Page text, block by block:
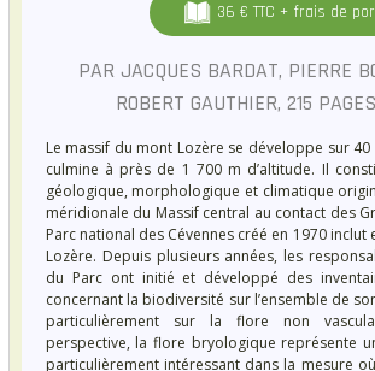
36 € TTC + frais de
PAR JACQUES BARDAT, PIERRE
ROBERT GAUTHIER, 215
Le massif du mont Lozère se développe sur
culmine à près de 1 700 m d’altitude. Il
géologique, morphologique et climatique
méridionale du Massif central au contact des
Parc national des Cévennes créé en 1970
Lozère. Depuis plusieurs années, les
du Parc ont initié et développé des
concernant la biodiversité sur l’ensemble de
particulièrement sur la flore non
perspective, la flore bryologique représente
particulièrement intéressant dans la mesure